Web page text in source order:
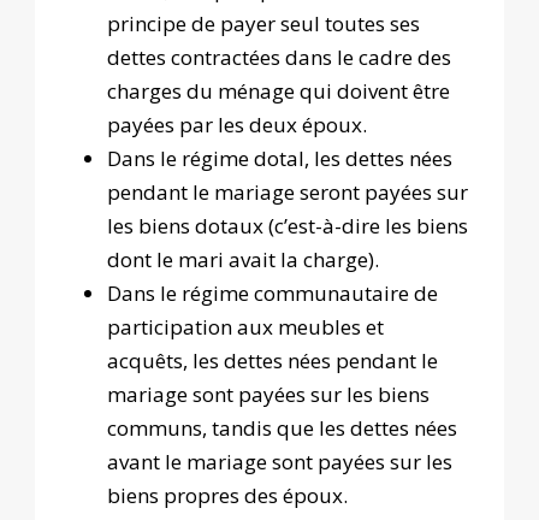
principe de payer seul toutes ses
dettes contractées dans le cadre des
charges du ménage qui doivent être
payées par les deux époux.
Dans le régime dotal, les dettes nées
pendant le mariage seront payées sur
les biens dotaux (c’est-à-dire les biens
dont le mari avait la charge).
Dans le régime communautaire de
participation aux meubles et
acquêts, les dettes nées pendant le
mariage sont payées sur les biens
communs, tandis que les dettes nées
avant le mariage sont payées sur les
biens propres des époux.